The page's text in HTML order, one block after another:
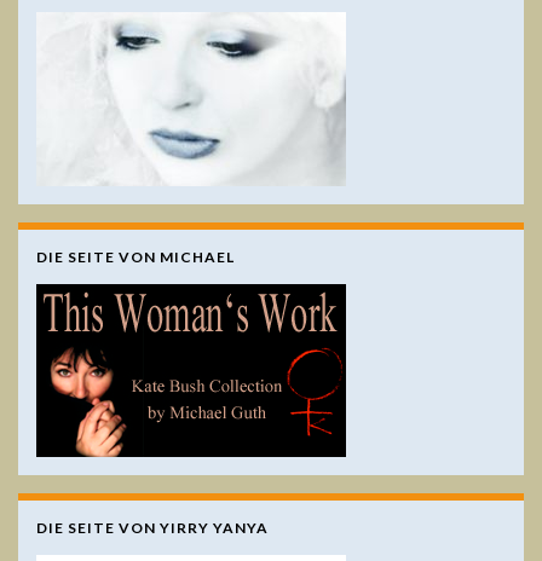
DIE SEITE VON MICHAEL
DIE SEITE VON YIRRY YANYA